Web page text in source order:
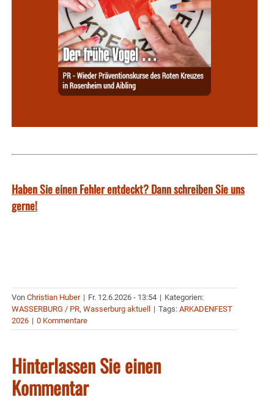
Haben Sie einen Fehler entdeckt? Dann schreiben Sie uns
gerne!
Von Christian Huber | Fr. 12.6.2026 - 13:54 | Kategorien:
WASSERBURG / PR, Wasserburg aktuell | Tags: ARKADENFEST
2026 | 0 Kommentare
Hinterlassen Sie einen
Kommentar